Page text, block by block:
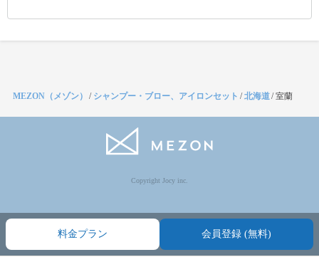
料金プラン 会員登録 (無料)
MEZON（メゾン） / シャンプー・ブロー、アイロンセット /北海道/室蘭
Copyright Jocy inc.